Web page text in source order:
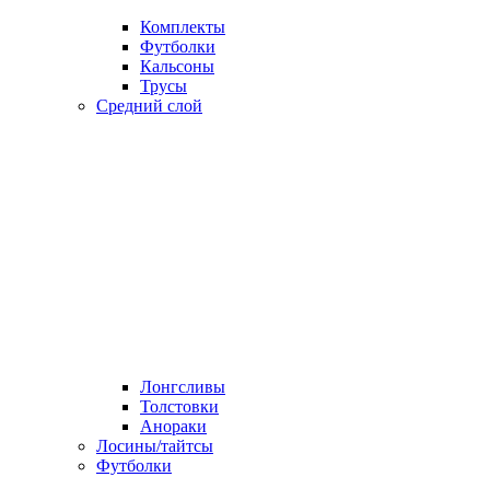
Комплекты
Футболки
Кальсоны
Трусы
Средний слой
Лонгсливы
Толстовки
Анораки
Лосины/тайтсы
Футболки